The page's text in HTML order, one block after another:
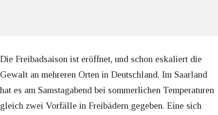
Die Freibadsaison ist eröffnet, und schon eskaliert die
Gewalt an mehreren Orten in Deutschland. Im Saarland
hat es am Samstagabend bei sommerlichen Temperaturen
gleich zwei Vorfälle in Freibädern gegeben. Eine sich